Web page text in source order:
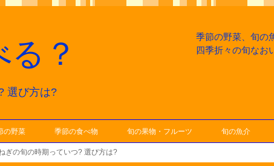
？
選び方は?
季節の野菜、旬の
四季折々の旬なお
の野菜 季節の食べ物 旬の果物・フルーツ 旬の魚介
ぎの旬の時期っていつ? 選び方は?